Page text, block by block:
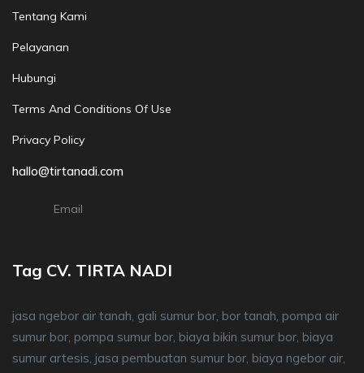
Tentang Kami
Pelayanan
Hubungi
Terms And Conditions Of Use
Privacy Policy
hallo@tirtanadi.com
Email
Tag CV. TIRTA NADI
jasa ngebor air tanah, gali sumur bor, bor tanah, pompa air
sumur bor, pompa sumur bor, biaya bikin sumur bor, biaya
sumur artesis, jasa pembuatan sumur bor, biaya ngebor air,